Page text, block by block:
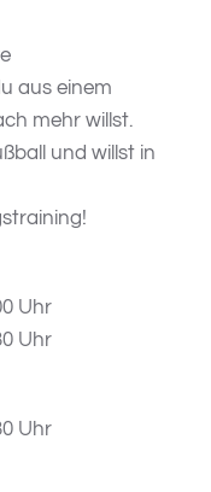
aus einem
mehr willst.
und willst in
Uhr
Uhr
Uhr